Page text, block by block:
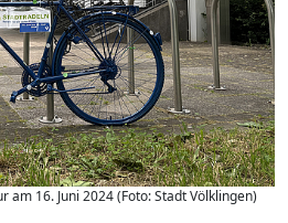
16. Juni 2024 (Foto: Stadt Völklingen)